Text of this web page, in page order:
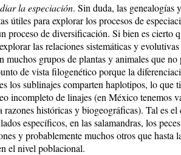
la especiación. Sin duda, las ge­nealogías
útiles para ex­plo­rar los procesos de
proceso de diversificación. Si bien es cierto
las relaciones sistemáticas y evolutivas
muchos grupos de plantas y animales que no
de vista filogenético por­que la
los sublinajes comparten haplotipos, lo que
incompleto de linajes (en México tenemos
ra­zones históricas y biogeográficas). Tal es el
específicos, en las salamandras, los
y probablemente mu­chos otros que hasta
el nivel poblacional.